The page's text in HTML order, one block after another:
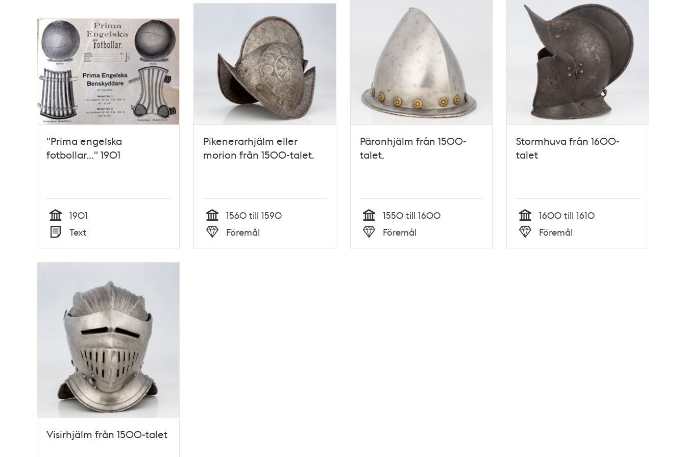
och
teman
"Prima engelska
fotbollar..." 1901
Tid
1901
Typ
Text
Pikenerarhjälm eller
morion från 1500-talet.
Tid
1560 till 1590
Typ
Föremål
Päronhjälm från 1500-
talet.
Tid
1550 till 1600
Typ
Föremål
Stormhuva från 1600-
talet
Tid
1600 till 1610
Typ
Föremål
Visirhjälm från 1500-talet